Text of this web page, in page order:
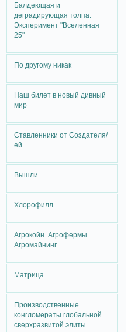
Балдеющая и
деградирующая толпа.
Эксперимент "Вселенная
25"
По другому никак
Наш билет в новый дивный
мир
Ставленники от Создателя/
ей
Вышли
Хлорофилл
Агрокойн. Агрофермы.
Агромайнинг
Матрица
Производственные
конгломераты глобальной
сверхразвитой элиты